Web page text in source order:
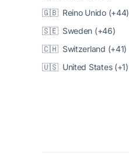
🇬🇧 Reino Unido (+44)
🇸🇪 Sweden (+46)
🇨🇭 Switzerland (+41)
🇺🇸 United States (+1)